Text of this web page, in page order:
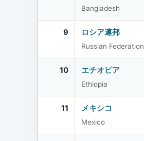
Bangladesh
9 ロシア連邦
Russian Federation
10 エチオピア
Ethiopia
11 メキシコ
Mexico